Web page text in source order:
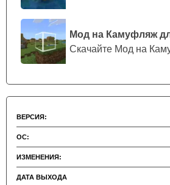
ВЕРСИЯ:
ОС:
ИЗМЕНЕНИЯ:
ДАТА ВЫХОДА